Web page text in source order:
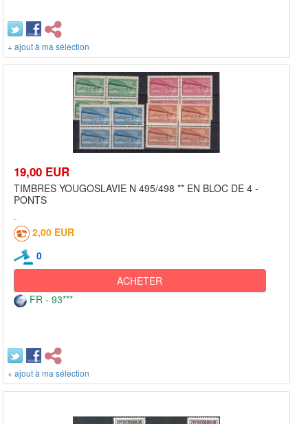
+ ajout à ma sélection
19,00 EUR
TIMBRES YOUGOSLAVIE N 495/498 ** EN BLOC DE 4 -
PONTS
2,00 EUR
0
ACHETER
FR - 93***
+ ajout à ma sélection